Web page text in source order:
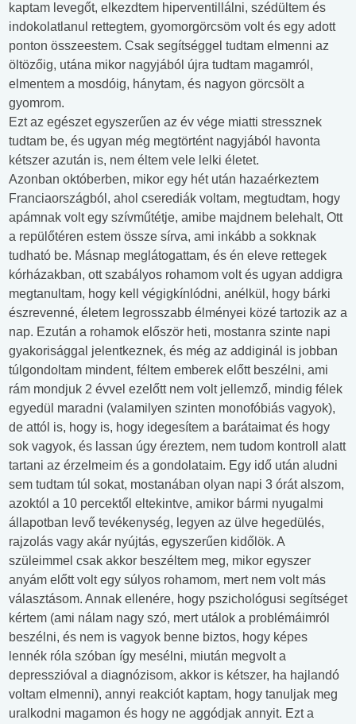
kaptam levegőt, elkezdtem hiperventillálni, szédültem és
indokolatlanul rettegtem, gyomorgörcsöm volt és egy adott
ponton összeestem. Csak segítséggel tudtam elmenni az
öltözőig, utána mikor nagyjából újra tudtam magamról,
elmentem a mosdóig, hánytam, és nagyon görcsölt a
gyomrom.
Ezt az egészet egyszerűen az év vége miatti stressznek
tudtam be, és ugyan még megtörtént nagyjából havonta
kétszer azután is, nem éltem vele lelki életet.
Azonban októberben, mikor egy hét után hazaérkeztem
Franciaországból, ahol cserediák voltam, megtudtam, hogy
apámnak volt egy szívműtétje, amibe majdnem belehalt, Ott
a repülőtéren estem össze sírva, ami inkább a sokknak
tudható be. Másnap meglátogattam, és én eleve rettegek
kórházakban, ott szabályos rohamom volt és ugyan addigra
megtanultam, hogy kell végigkínlódni, anélkül, hogy bárki
észrevenné, életem legrosszabb élményei közé tartozik az a
nap. Ezután a rohamok először heti, mostanra szinte napi
gyakorisággal jelentkeznek, és még az addiginál is jobban
túlgondoltam mindent, féltem emberek előtt beszélni, ami
rám mondjuk 2 évvel ezelőtt nem volt jellemző, mindig félek
egyedül maradni (valamilyen szinten monofóbiás vagyok),
de attól is, hogy is, hogy idegesítem a barátaimat és hogy
sok vagyok, és lassan úgy éreztem, nem tudom kontroll alatt
tartani az érzelmeim és a gondolataim. Egy idő után aludni
sem tudtam túl sokat, mostanában olyan napi 3 órát alszom,
azoktól a 10 percektől eltekintve, amikor bármi nyugalmi
állapotban levő tevékenység, legyen az ülve hegedülés,
rajzolás vagy akár nyújtás, egyszerűen kidőlök. A
szüleimmel csak akkor beszéltem meg, mikor egyszer
anyám előtt volt egy súlyos rohamom, mert nem volt más
választásom. Annak ellenére, hogy pszichológusi segítséget
kértem (ami nálam nagy szó, mert utálok a problémáimról
beszélni, és nem is vagyok benne biztos, hogy képes
lennék róla szóban így mesélni, miután megvolt a
depresszióval a diagnózisom, akkor is kétszer, ha hajlandó
voltam elmenni), annyi reakciót kaptam, hogy tanuljak meg
uralkodni magamon és hogy ne aggódjak annyit. Ezt a